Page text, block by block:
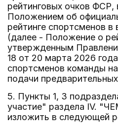
рейтинговых очков ФСР,
Положением об
рейтинге спортсменов
(далее - Положение о
утвержденным
18 от 20 марта 2026
спортсменов команды
подачи
5. Пункты 1, 3
участие" раздела IV.
изложить в следующей